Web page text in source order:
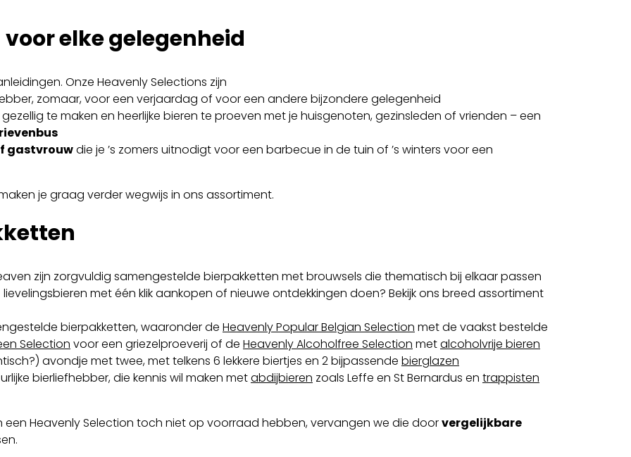
elke gelegenheid
Onze Heavenly Selections zijn
zomaar, voor een verjaardag of voor een andere bijzondere gelegenheid
te maken en heerlijke bieren te proeven met je huisgenoten, gezinsleden of vrienden – een
gastvrouwdie je ’s zomers uitnodigt voor een barbecue in de tuin of ’s winters voor een
je graag verder wegwijs in ons assortiment.
zijn zorgvuldig samengestelde bierpakketten met brouwsels die thematisch bij elkaar passen
met één klik aankopen of nieuwe ontdekkingen doen? Bekijk ons breed assortiment
bierpakketten, waaronder de Heavenly Popular Belgian Selection met de vaakst bestelde
Selection voor een griezelproeverij of de Heavenly Alcoholfree Selection metalcoholvrije bieren
avondje met twee, met telkens 6 lekkere biertjes en 2 bijpassende bierglazen
bierliefhebber, die kennis wil maken metabdijbieren zoals Leffe en St Bernardus en trappisten
Heavenly Selection toch niet op voorraad hebben, vervangen we die doorvergelijkbare